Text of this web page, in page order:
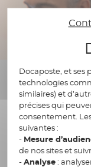
Master Dev
Conférence
d’éthique ?
Date de
16.01.2024 - 2
Docaposte, et ses
technologies
similaires) et
précises qui
consentement.
suivantes :
- Mesure
de nos sites et
-Analyse: